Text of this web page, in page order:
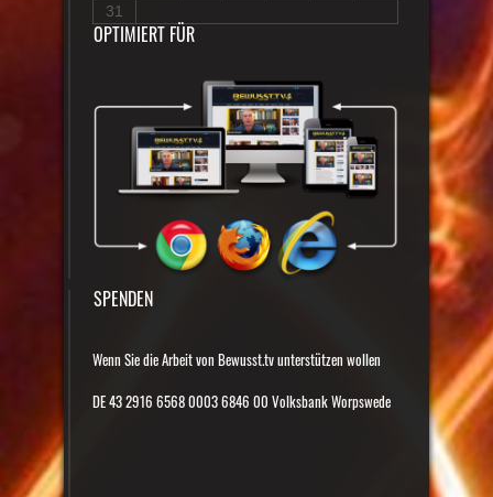
31
OPTIMIERT FÜR
SPENDEN
Wenn Sie die Arbeit von Bewusst.tv unterstützen wollen
DE 43 2916 6568 0003 6846 00 Volksbank Worpswede